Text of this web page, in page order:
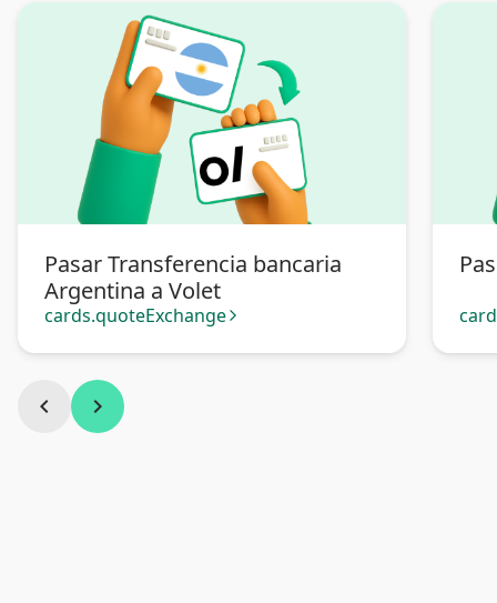
Pasar Transferencia bancaria
Argentina a Volet
cards.quoteExchange arrow_forward_ios
chevron_left chevron_right